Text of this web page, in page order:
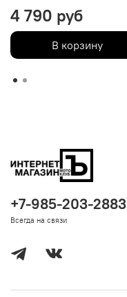
4 790 руб
В корзину
+7-985-203-2883
Всегда на связи